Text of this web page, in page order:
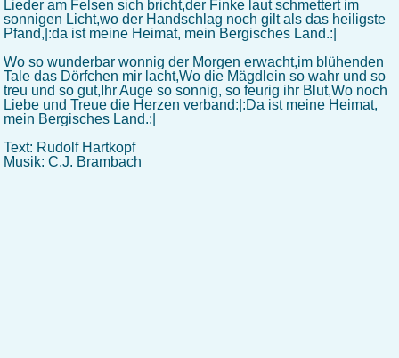
Lieder am Felsen sich bricht,der Finke laut schmettert im
sonnigen Licht,wo der Handschlag noch gilt als das heiligste
Pfand,|:da ist meine Heimat, mein Bergisches Land.:|
Wo so wunderbar wonnig der Morgen erwacht,im blühenden
Tale das Dörfchen mir lacht,Wo die Mägdlein so wahr und so
treu und so gut,Ihr Auge so sonnig, so feurig ihr Blut,Wo noch
Liebe und Treue die Herzen verband:|:Da ist meine Heimat,
mein Bergisches Land.:|
Text: Rudolf Hartkopf
Musik: C.J. Brambach